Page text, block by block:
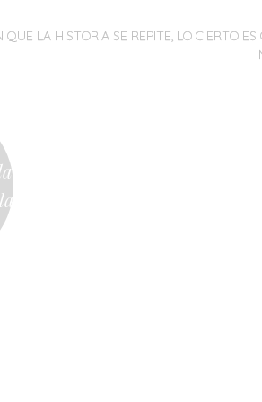
QUE LA HISTORIA SE REPITE, LO CIERTO